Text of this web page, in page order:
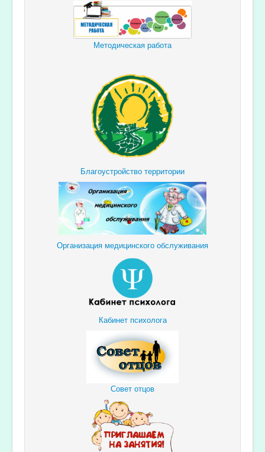
Методическая работа
Благоустройство территории
Организация медицинского обслуживания
Кабинет психолога
Совет отцов